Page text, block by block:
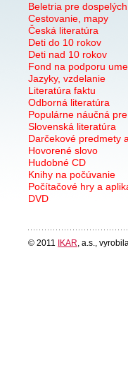
Beletria pre dospelých
Cestovanie, mapy
Česká literatúra
Deti do 10 rokov
Deti nad 10 rokov
Fond na podporu
Jazyky, vzdelanie
Literatúra faktu
Odborná literatúra
Populárne náučná
Slovenská literatúra
Darčekové predmety
Hovorené slovo
Hudobné CD
Knihy na počúvanie
Počítačové hry a
DVD
© 2011 IKAR , a.s., vyrobila